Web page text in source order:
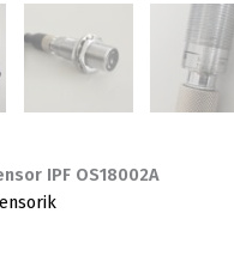
IPF OS18002A